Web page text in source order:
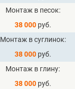
Монтаж в песок
38 000руб.
Монтаж в суглинок
38 000руб.
Монтаж в глину
38 000руб.